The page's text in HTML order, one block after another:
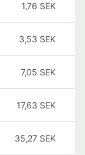
1,76 SEK
3,53 SEK
7,05 SEK
17,63 SEK
35,27 SEK